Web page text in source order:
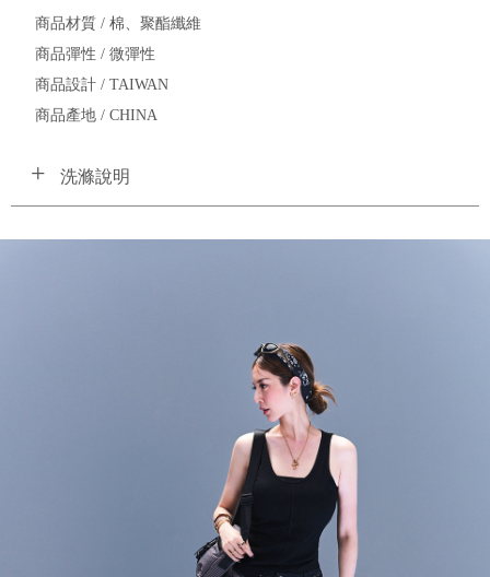
商品材質 / 棉、聚酯纖維
商品彈性 / 微彈性
商品設計 / TAIWAN
商品產地 / CHINA
洗滌說明